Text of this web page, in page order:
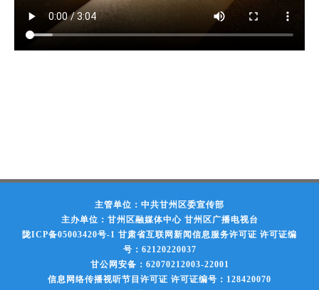
主管单位：中共甘州区委宣传部
主办单位：甘州区融媒体中心 甘州区广播电视台
陇ICP备05003420号-1 甘肃省互联网新闻信息服务许可证 许可证编
号：62120220037
甘公网安备：62070212003-22001
信息网络传播视听节目许可证 许可证编号：128420070